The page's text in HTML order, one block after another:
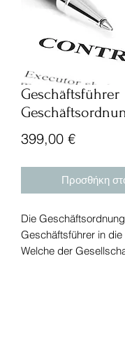
Geschäftsführer
399,00 €Τιμή
Προσθήκη
Die
Geschäftsführer in die
Welche der